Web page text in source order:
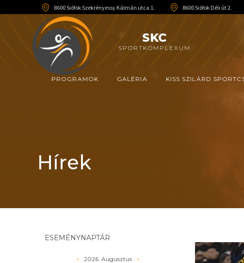
8600 Siófok Szekrényessy Kálmán utca 1. 8600 Siófok Déli út 2.
SKC
SPORTKOMPLEXUM
PROGRAMOK GALÉRIA KISS SZILÁRD
Hírek
ESEMÉNYNAPTÁR
< 2026. Augusztus >